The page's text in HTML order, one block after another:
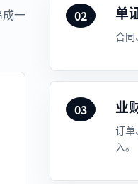
一
02 单
合同
03 业
订
入。